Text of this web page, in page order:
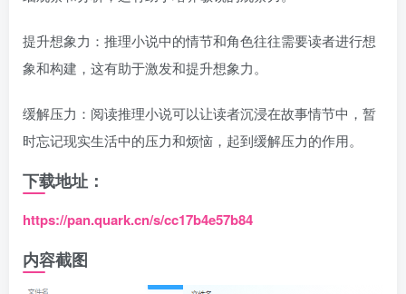
提升想象力：推理小说中的情节和角色往往需要读者进行想
象和构建，这有助于激发和提升想象力。
缓解压力：阅读推理小说可以让读者沉浸在故事情节中，暂
时忘记现实生活中的压力和烦恼，起到缓解压力的作用。
下载地址：
https://pan.quark.cn/s/cc17b4e57b84
内容截图